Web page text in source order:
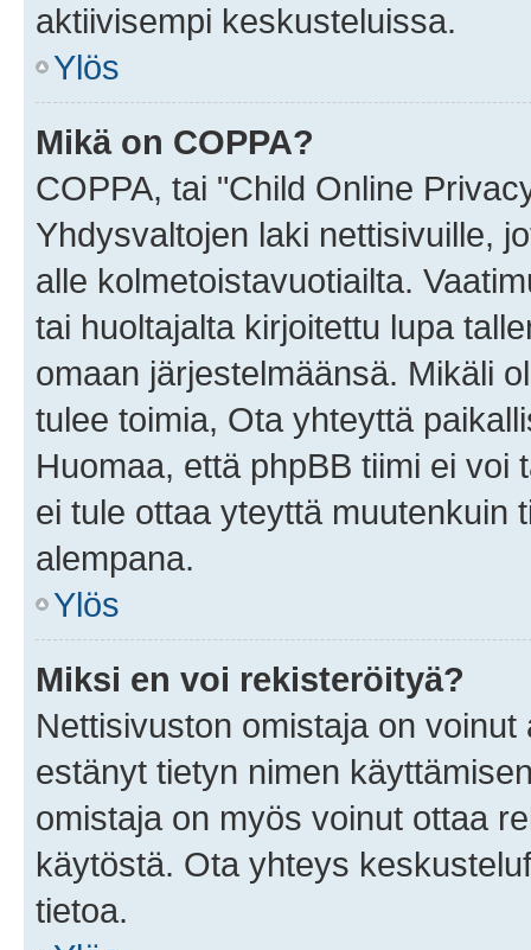
aktiivisempi keskusteluissa.
Ylös
Mikä on COPPA?
COPPA, tai "Child Online
Yhdysvaltojen laki nettisivuille,
alle kolmetoistavuotiailta.
tai huoltajalta kirjoitettu lupa
omaan järjestelmäänsä. Mikäli
tulee toimia, Ota yhteyttä
Huomaa, että phpBB tiimi ei
ei tule ottaa yteyttä muutenkuin
alempana.
Ylös
Miksi en voi rekisteröityä?
Nettisivuston omistaja on
estänyt tietyn nimen
omistaja on myös voinut ottaa
käytöstä. Ota yhteys
tietoa.